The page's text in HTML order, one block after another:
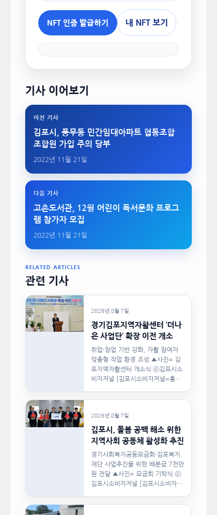
NFT 인증 발급하기 내 NFT 보기
기사 이어보기
이전 기사
김포시, 풍무동 민간임대아파트 협동조합
조합원 가입 주의 당부
2022년 11월 21일
다음 기사
고촌도서관, 12월 어린이 독서문화 프로그
램 참가자 모집
2022년 11월 21일
RELATED ARTICLES
관련 기사
2026년 8월 7일
경기김포지역자활센터 ‘더나
은 사업단’ 확장 이전 개소
취업·창업 기반 강화, 자활 참여자
맞춤형 작업 환경 조성 ▲사진= 김
포지역자활센터 개소식 ⓒ김포시소
비자저널 [김포시소비자저널=홍완
는 지난…
2026년 8월 7일
김포시, 돌봄 공백 해소 위한
지역사회 공동체 활성화 추진
경기사회복지공동모금회·김포복지
재단 사업추진을 위한 배분금 7천만
원 전달 ▲사진= 모금회 기탁식 ⓒ
김포시소비자저널 [김포시소비자저
기사회복지공동모금회, 김포복지재